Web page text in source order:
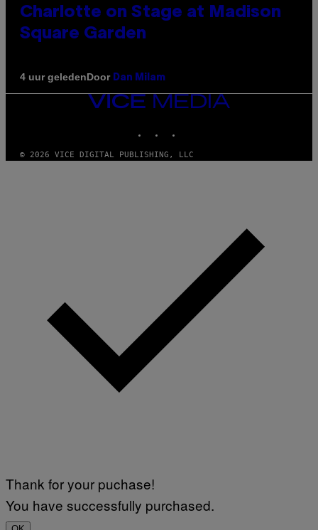
Charlotte on Stage at Madison
Square Garden
4 uur geledenDoor Dan Milam
VICE
MEDIA
© 2026 VICE DIGITAL PUBLISHING, LLC
Thank for your puchase!
You have successfully purchased.